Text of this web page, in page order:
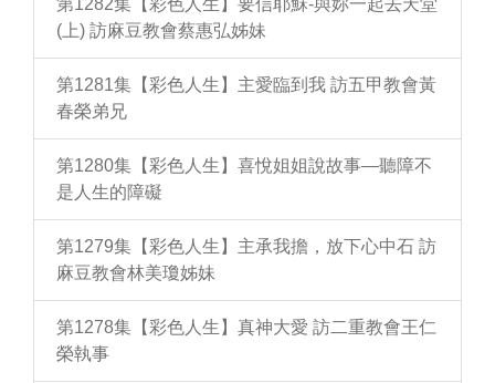
第1282集【彩色人生】要信耶穌-與妳一起去天堂
(上) 訪麻豆教會蔡惠弘姊妹
第1281集【彩色人生】主愛臨到我 訪五甲教會黃
春榮弟兄
第1280集【彩色人生】喜悅姐姐說故事—聽障不
是人生的障礙
第1279集【彩色人生】主承我擔，放下心中石 訪
麻豆教會林美瓊姊妹
第1278集【彩色人生】真神大愛 訪二重教會王仁
榮執事